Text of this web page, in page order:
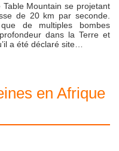
Mountain se projetant
de 20 km par seconde.
de multiples bombes
dans la Terre et
a été déclaré site…
en Afrique